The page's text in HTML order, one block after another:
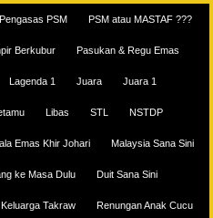
Pengasas PSM PSM atau MASTAF ???
Berkubur Pasukan & Regu Emas
Lagenda 1 Juara Juara 1
Libas STL NSTDP
Emas Khir Johari Malaysia Sana Sini
ke Masa Dulu Duit Sana Sini
Keluarga Takraw Renungan Anak Cucu